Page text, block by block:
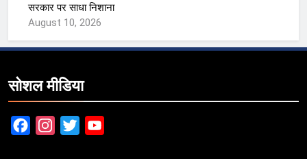
सरकार पर साधा निशाना
August 10, 2026
सोशल मीडिया
FacebookInstagram
Twitter